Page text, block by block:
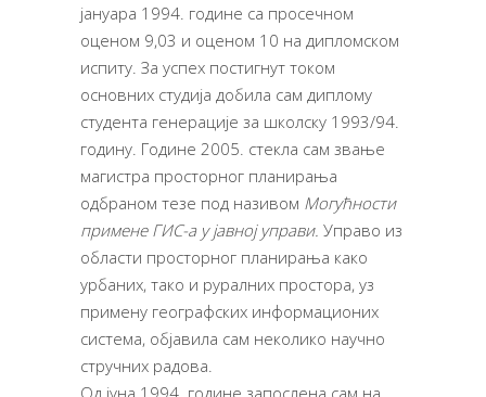
јануара 1994. године са просечном
оценом 9,03 и оценом 10 на дипломском
испиту. За успех постигнут током
основних студија добила сам диплому
студента генерације за школску 1993/94.
годину. Године 2005. стекла сам звање
магистра просторног планирања
одбраном тезе под називом Могућности
примене ГИС-а у јавној управи. Управо из
области просторног планирања како
урбаних, тако и руралних простора, уз
примену географских информационих
система, објавила сам неколико научно
стручних радова.
Од јуна 1994. године запослена сам на